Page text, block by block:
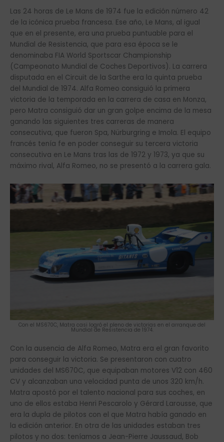
Las 24 horas de Le Mans de 1974 fue la edición número 42
de la icónica prueba francesa. Ese año, Le Mans, al igual
que en el presente, era una prueba puntuable para el
Mundial de Resistencia, que para esa época se le
denominaba FIA World Sportscar Championship
(Campeonato Mundial de Coches Deportivos). La carrera
disputada en el Circuit de la Sarthe era la quinta prueba
del Mundial de 1974. Alfa Romeo consiguió la primera
victoria de la temporada en la carrera de casa en Monza,
pero Matra consiguió dar un gran golpe encima de la mesa
ganando las siguientes tres carreras de manera
consecutiva, que fueron Spa, Nürburgring e Imola. El equipo
francés tenía fe en poder conseguir su tercera victoria
consecutiva en Le Mans tras las de 1972 y 1973, ya que su
máximo rival, Alfa Romeo, no se presentó a la carrera gala.
Con el MS670C, Matra casi logró el pleno de victorias en el arranque del
Mundial de Resistencia de 1974.
Con la ausencia de Alfa Romeo, Matra era el gran favorito
para conseguir la victoria. Se presentaron con cuatro
unidades del MS670C, que equipaban motores V12 con 460
CV y alcanzaban una velocidad punta de unos 320 km/h.
Matra apostó por el talento nacional para sus coches, en
uno de ellos estaba Henri Pescarolo y Gérard Larousse, que
era la dupla de pilotos con el que Matra había ganado en
la edición anterior. En otra de las unidades estaban tres
pilotos y no dos: teníamos a Jean-Pierre Jaussaud, Bob